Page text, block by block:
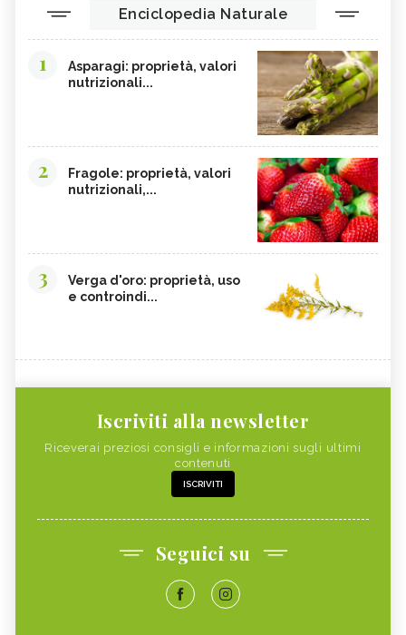
Enciclopedia Naturale
1
Asparagi: proprietà, valori
nutrizionali...
2
Fragole: proprietà, valori
nutrizionali,...
3
Verga d'oro: proprietà, uso
e controindi...
Iscriviti alla newsletter
Riceverai preziosi consigli e informazioni sugli ultimi
contenuti
ISCRIVITI
Seguici su